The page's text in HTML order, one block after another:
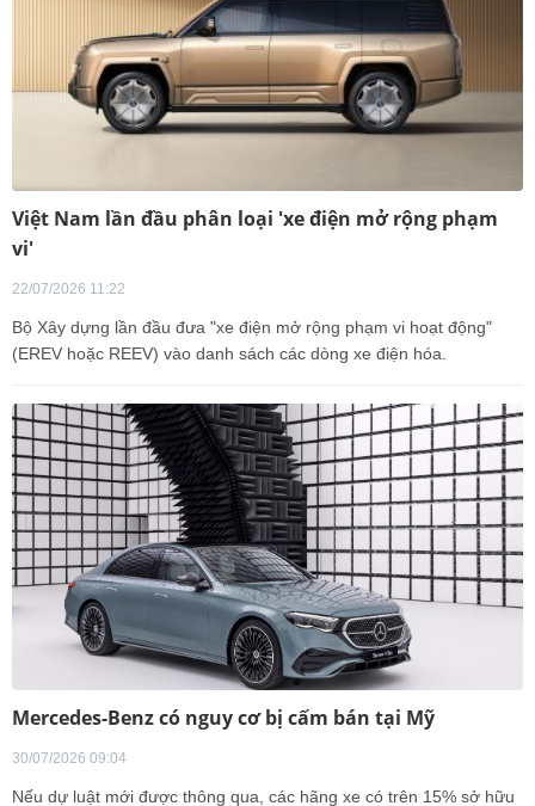
Việt Nam lần đầu phân loại 'xe điện mở rộng phạm
vi'
22/07/2026 11:22
Bộ Xây dựng lần đầu đưa "xe điện mở rộng phạm vi hoạt động"
(EREV hoặc REEV) vào danh sách các dòng xe điện hóa.
Mercedes-Benz có nguy cơ bị cấm bán tại Mỹ
30/07/2026 09:04
Nếu dự luật mới được thông qua, các hãng xe có trên 15% sở hữu